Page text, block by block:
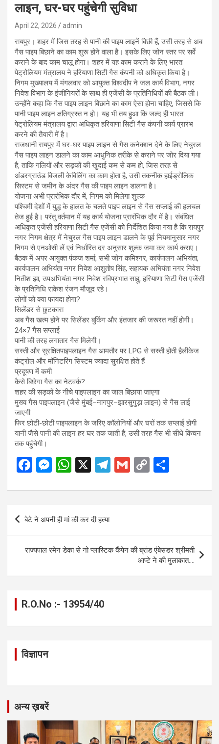
लाइन, घर-घर पहुंचेगी सुविधा
April 22, 2026 admin
रायपुर। शहर में जिस तरह से पानी की पाइप लाइनें बिछी हैं, उसी तरह से अब
गैस पाइप बिछाने का काम शुरू होने वाला है। इसके लिए जोन स्तर पर सर्वे
कराने के बाद काम चालू होगा। शहर में यह काम कराने के लिए भारत
पेट्रोलियम मंत्रालय ने हरियाणा सिटी गैस कंपनी को अधिकृत किया है।
निगम मुख्यालय में मंगलवार को आयुक्त विश्वदीप ने जल कार्य विभाग, नगर
निवेश विभाग के इंजीनियरों के साथ ही एजेंसी के प्रतिनिधियों की बैठक ली।
उन्होंने कहा कि गैस पाइप लाइन बिछाने का काम ऐसा होना चाहिए, जिससे कि
पानी पाइप लाइन क्षतिग्रस्त न हो। यह भी तय हुआ कि जल्द ही भारत
पेट्रोलियम मंत्रालय द्वारा अधिकृत हरियाणा सिटी गैस कंपनी कार्य प्रारंभ
करने की तैयारी में है।
राजधानी रायपुर में घर-घर पाइप लाइन से गैस कनेक्शन देने के लिए नेचुरल
गैस पाइप लाइन डालने का काम आधुनिक तरीके से कराने पर जोर दिया गया
है, ताकि गलियों और सड़कों की खुदाई कम से कम हो, जिस तरह से
अंडरग्राउंड बिजली केबिलिंग का काम होता है, उसी तकनीक हाईड्रोलिक
सिस्टम से जमीन के अंदर गैस की पाइप लाइन डालना है।
योजना अभी प्रारंभिक दौर में, निगम को मिलेगा शुल्क
पश्चिमी देशों में युद्ध के हालत के चलते पाइप लाइन से गैस सप्लाई की हलचल
तेज हुई है। परंतु वर्तमान में यह कार्य योजना प्रारंभिक दौर में है। संबंधित
अधिकृत एजेंसी हरियाणा सिटी गैस एजेंसी को निर्देशित किया गया है कि रायपुर
नगर निगम क्षेत्र में नेचुरल गैस पाइप लाइन डालने के पूर्व नियमानुसार नगर
निगम से एनओसी लें एवं निर्धारित दर अनुसार शुल्क जमा कर कार्य कराए।
बैठक में अपर आयुक्त पंकज शर्मा, सभी जोन कमिश्नर, कार्यपालन अभियंता,
कार्यपालन अभियंता नगर निवेश आशुतोष सिंह, सहायक अभियंता नगर निवेश
नितीश झा, उपअभियंता नगर निवेश रविप्रभात साहू, हरियाणा सिटी गैस एजेंसी
के प्रतिनिधि राकेश रंजन मौजूद रहे।
लोगों को क्या फायदा होगा?
सिलेंडर से छुटकारा
अब गैस खत्म होने पर सिलेंडर बुकिंग और इंतजार की जरूरत नहीं होगी।
24×7 गैस सप्लाई
पानी की तरह लगातार गैस मिलेगी।
सस्ती और सुरक्षितपाइपलाइन गैस आमतौर पर LPG से सस्ती होती हैलीकेज
कंट्रोल और मॉनिटरिंग सिस्टम ज्यादा सुरक्षित होते हैं
प्रदूषण में कमी
कैसे बिछेगा गैस का नेटवर्क?
शहर की सड़कों के नीचे पाइपलाइन का जाल बिछाया जाएगा
मुख्य गैस पाइपलाइन (जैसे मुंबई–नागपुर–झारसुगुड़ा लाइन) से गैस लाई
जाएगी
फिर छोटी-छोटी पाइपलाइन के जरिए कॉलोनियों और घरों तक सप्लाई होगी
यानी जैसे पानी की लाइन हर घर तक जाती है, उसी तरह गैस भी सीधे किचन
तक पहुंचेगी।
F
ce
b
o
o
k
M
se
n
g
er
W
at
s
A
p
p
X
T
e
m
G
ail
C
py
k
ar
Post
बेटे ने अपनी ही मां की कर दी हत्या
राज्यपाल रमेन डेका से नो प्लास्टिक कैंपेन की ब्रांड एंबेसडर श्रीमती
आप्टे ने की मुलाकात….
R.O.No :- 13954/40
विज्ञापन
अन्य ख़बरें